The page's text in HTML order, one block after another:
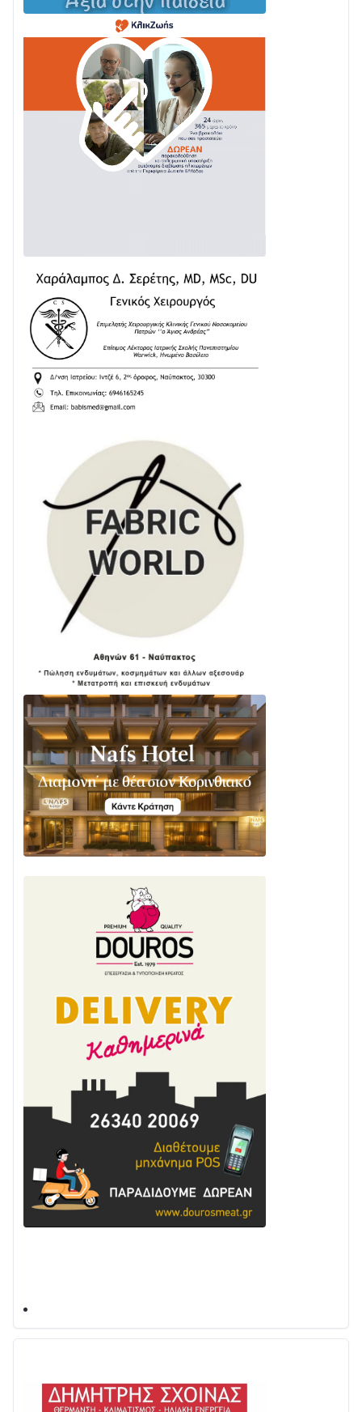
Με Αρχιερατική Λαμπρότητα η Πανήγυρη της
Μεταμορφώσεως του Σωτήρος στο Γολέμι
03/08 • 07:45
Ενισχύεται η Πολιτική Προστασία στο Δήμο Αγρινίου
με δύο νέα υδροφόρα οχήματα
02/08 • 18:26
Διαβάστε την «Ναυπακτία» που κυκλοφορεί
31/07 • 08:16
24/07 • 11:31
ΕΚΤΑΚΤΟ – ΝΑΥΠΑΚΤΙΑ: ΣΥΝΑΓΕΡΜΟΣ ΣΤΗΝ
ΠΥΡΟΣΒΕΣΤΙΚΗ ΓΙΑ ΦΩΤΙΑ ΣΤΟΝ ΑΓΙΟ ΗΛΙΑ ΠΡΙΝ ΤΗ
ΓΡΑΝΙΤΣΑ
24/07 • 11:03